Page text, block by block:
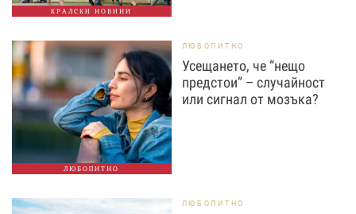
КРАЛСКИ НОВИНИ
ЛЮБОПИТНО
ЛЮБОПИТНО
Усещането, че “нещо
предстои” – случайност
или сигнал от мозъка?
ЛЮБОПИТНО